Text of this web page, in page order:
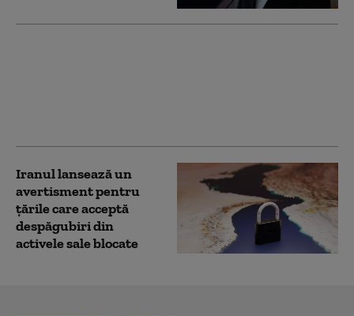
Iranul lansează un
avertisment pentru
țările care acceptă
despăgubiri din
activele sale blocate